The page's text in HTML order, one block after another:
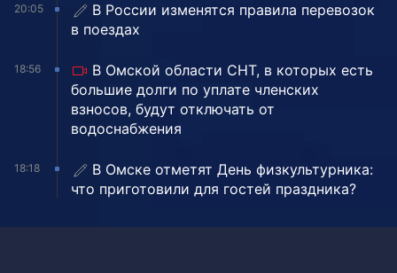
20:05
В России изменятся правила перевозок
в поездах
18:56
В Омской области СНТ, в которых есть
большие долги по уплате членских
взносов, будут отключать от
водоснабжения
18:18
В Омске отметят День физкультурника:
что приготовили для гостей праздника?